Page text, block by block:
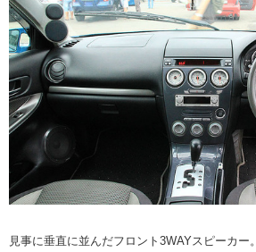
見事に垂直に並んだフロント3WAYスピーカー。